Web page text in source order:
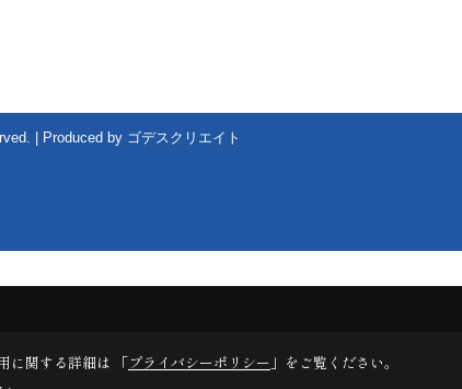
Produced by ゴデスクリエイト
に関する詳細は 「プライバシーポリシー 」をご覧ください。